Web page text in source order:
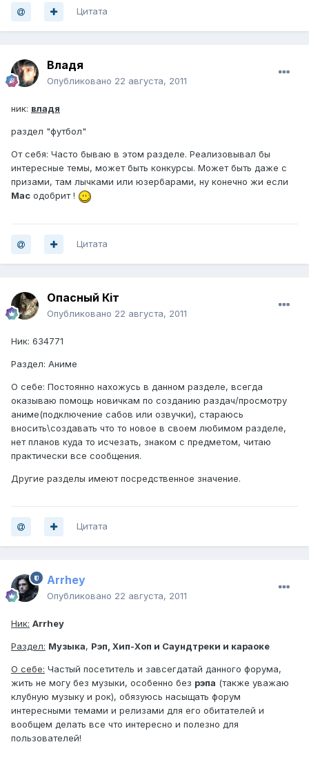
Цитата
Владя
Опубликовано 22 августа, 2011
ник: владя
раздел "футбол"
От себя: Часто бываю в этом разделе. Реализовывал бы
интересные темы, может быть конкурсы. Может быть даже с
призами, там лычками или юзербарами, ну конечно жи если
Mac одобрит !
Цитата
Опасный Кiт
Опубликовано 22 августа, 2011
Ник: 634771
Раздел: Аниме
О себе: Постоянно нахожусь в данном разделе, всегда
оказываю помощь новичкам по созданию раздач/просмотру
аниме(подключение сабов или озвучки), стараюсь
вносить\создавать что то новое в своем любимом разделе,
нет планов куда то исчезать, знаком с предметом, читаю
практически все сообщения.
Другие разделы имеют посредственное значение.
Цитата
Arrhey
Опубликовано 22 августа, 2011
Ник: Arrhey
Раздел: Музыка, Рэп, Хип-Хоп и Саундтреки и караоке
О себе: Частый посетитель и завсегдатай данного форума,
жить не могу без музыки, особенно без рэпа (также уважаю
клубную музыку и рок), обязуюсь насыщать форум
интересными темами и релизами для его обитателей и
вообщем делать все что интересно и полезно для
пользователей!